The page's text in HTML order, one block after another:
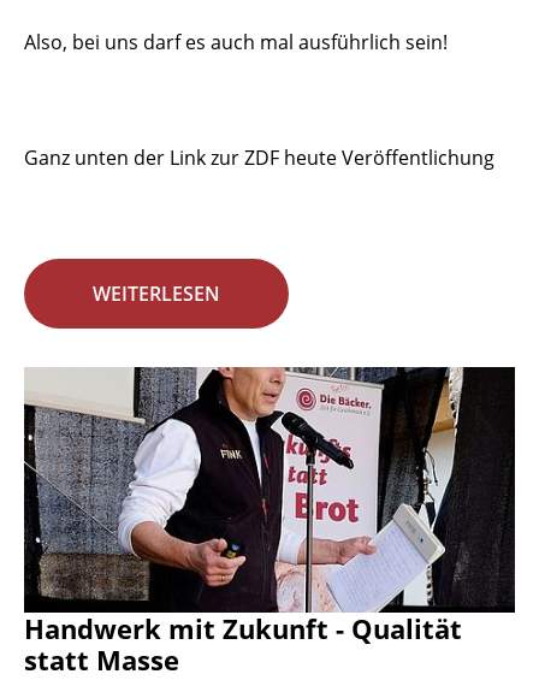
Also, bei uns darf es auch mal ausführlich sein!
Ganz unten der Link zur ZDF heute Veröffentlichung
WEITERLESEN
Handwerk mit Zukunft - Qualität
statt Masse